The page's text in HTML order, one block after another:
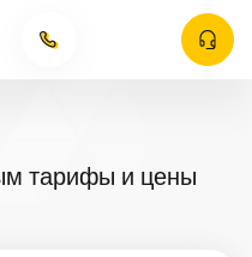
тарифы и цены